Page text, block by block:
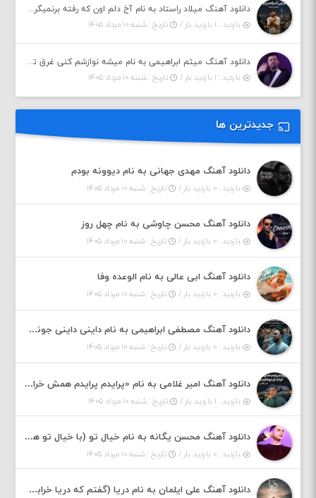
دانلود آهنگ میلاد راستاد به نام آخ دلم اون که رفته برنمیگرده اون که رفته خیلی نامرده
بازدید : ۱ بازدید بار /
تاریخ : شنبه ۱۰ مرداد ۱۴۰۵
دانلود آهنگ میثم ابراهیمی به نام میشه نوازشم کنی غرق تو شم
بازدید : ۱ بازدید بار /
تاریخ : شنبه ۱۰ مرداد ۱۴۰۵
جدیدترین ها
دانلود آهنگ مهدی جهانی به نام دیوونه بودم
بازدید : ۰ بازدید بار / تاریخ : شنبه ۱۰ مرداد ۱۴۰۵
دانلود آهنگ محسن چاوشی به نام چهل روز
بازدید : ۰ بازدید بار / تاریخ : شنبه ۱۰ مرداد ۱۴۰۵
دانلود آهنگ ابی عالی به نام الوعده وفا
بازدید : ۰ بازدید بار / تاریخ : شنبه ۱۰ مرداد ۱۴۰۵
دانلود آهنگ مصطفی ابراهیمی به نام داینی داینی جونم قربون پنج تیر پرونم
بازدید : ۰ بازدید بار / تاریخ : شنبه ۱۰ مرداد ۱۴۰۵
دانلود آهنگ امیر غلامی به نام «پرایدم پرایدم همش خرابه یار نیو کنارم دیگه پولی نداروم (ریمیکس اینستاگرام)»
بازدید : ۱ بازدید بار / تاریخ : شنبه ۱۰ مرداد ۱۴۰۵
دانلود آهنگ محسن یگانه به نام خیال تو (با خیال تو هنوزم مثل هر روز و همیشه ریمیکس)
بازدید : ۰ بازدید بار / تاریخ : شنبه ۱۰ مرداد ۱۴۰۵
دانلود آهنگ علی ایلمان به نام دریا (گفتم که دریا خرابه نمه بارونه لب شط و نبین)